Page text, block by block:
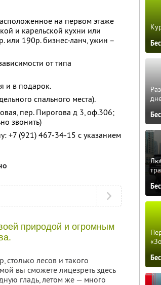
на первом этаже
и карельской кухни или
или 190р. бизнес-ланч, ужин –
от типа
и в подарок.
спального места).
пер. Пирогова д 3, оф.306;
звонить)
+7 (921) 467-34-15 с указанием
природой и огромным
столько лесов и такого
вы сможете лицезреть здесь
гладь, летом же — много